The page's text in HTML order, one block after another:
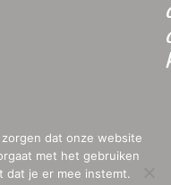
dat onze website
met het gebruiken
dat je er mee instemt.